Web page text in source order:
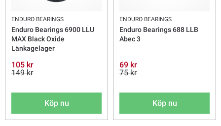
ENDURO BEARINGS
Enduro Bearings 6900 LLU
MAX Black Oxide
Länkagelager
105 kr
149 kr
Köp nu
ENDURO BEARINGS
Enduro Bearings 688 LLB
Abec 3
69 kr
75 kr
Köp nu